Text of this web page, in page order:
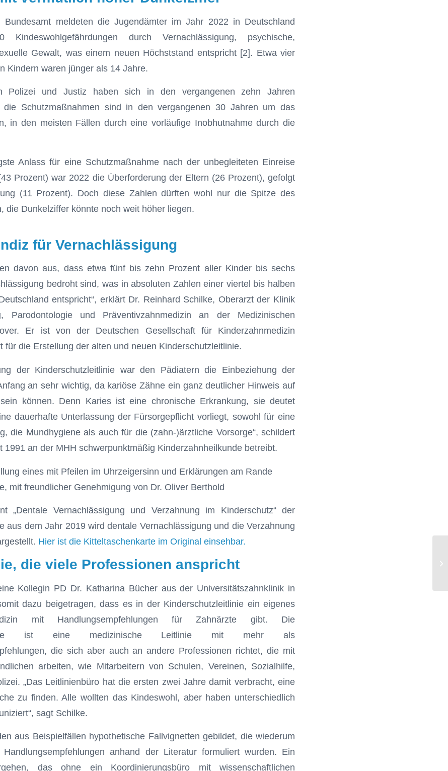
Bundesamt meldeten die Jugendämter im Jahr 2022 in Deutschland
Kindeswohlgefährdungen durch Vernachlässigung, psychische,
Gewalt, was einem neuen Höchststand entspricht [2]. Etwa vier
Kindern waren jünger als 14 Jahre.
Polizei und Justiz haben sich in den vergangenen zehn Jahren
die Schutzmaßnahmen sind in den vergangenen 30 Jahren um das
in den meisten Fällen durch eine vorläufige Inobhutnahme durch die
Anlass für ­eine Schutzmaßnahme nach der unbegleiteten Einreise
Prozent) war 2022 die Überforderung der Eltern (26 Prozent), gefolgt
(11 Prozent). Doch diese Zahlen dürften wohl nur die Spitze des
die Dunkelziffer könnte noch weit höher liegen.
für Vernachlässigung
davon aus, dass etwa fünf bis zehn Prozent aller Kinder bis sechs
bedroht sind, was in absoluten Zahlen einer viertel bis halben
entspricht“, erklärt Dr. Reinhard Schilke, Oberarzt der Klinik
Parodontologie und Präventivzahnmedizin an der Medizinischen
Er ist von der Deutschen Gesellschaft für Kinderzahnmedizin
für die Erstellung der alten und neuen Kinderschutzleitlinie.
der Kinderschutzleitlinie war den Pädiatern die Einbeziehung der
an sehr wichtig, da kariöse Zähne ein ganz deutlicher Hinweis auf
sein können. Denn Karies ist eine chronische Erkrankung, sie deutet
dauerhafte Unterlassung der Fürsorgepflicht vorliegt, sowohl für eine
die Mundhygiene als auch für die (zahn-)ärztliche Vorsorge“, schildert
1991 an der MHH schwerpunktmäßig Kinderzahnheilkunde betreibt.
mit freundlicher Genehmigung von Dr. Oliver Berthold
„Dentale Vernachlässigung und Verzahnung im Kinderschutz“ der
aus dem Jahr 2019 wird dentale Vernachlässigung und die Verzahnung
Hier ist die Kitteltaschenkarte im Original einsehbar.
die viele Professionen anspricht
Kollegin PD Dr. Katharina Bücher aus der Universitätszahnklinik in
dazu beigetragen, dass es in der Kinderschutzleitlinie ein eigenes
mit Handlungsempfehlungen für Zahnärzte gibt. Die
ist eine medizinische Leitlinie mit mehr als
die sich aber auch an andere Professionen richtet, die mit
arbeiten, wie Mitarbeitern von Schulen, Vereinen, Sozialhilfe,
„Das Leitlinienbüro hat die ersten zwei Jahre damit verbracht, eine
zu finden. Alle wollten das Kindeswohl, aber haben unterschiedlich
sagt Schilke.
aus Beispielfällen hypothetische Fallvignetten gebildet, die wiederum
anhand der Literatur formuliert wurden. Ein
das ohne ein Koordinierungsbüro mit wissenschaftlichen